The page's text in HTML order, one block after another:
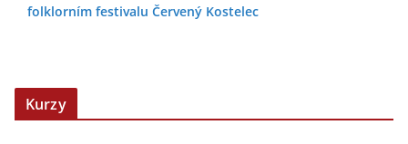
folklorním festivalu Červený Kostelec
Kurzy